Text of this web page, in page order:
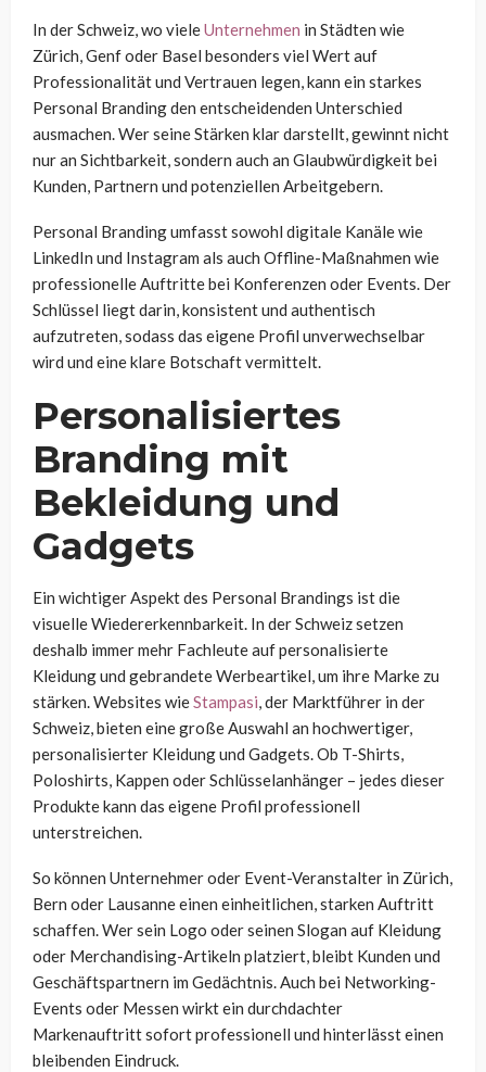
In der Schweiz, wo vieleUnternehmen in Städten wie
Zürich, Genf oder Basel besonders viel Wert auf
Professionalität und Vertrauen legen, kann ein starkes
Personal Branding den entscheidenden Unterschied
ausmachen. Wer seine Stärken klar darstellt, gewinnt nicht
nur an Sichtbarkeit, sondern auch an Glaubwürdigkeit bei
Kunden, Partnern und potenziellen Arbeitgebern.
Personal Branding umfasst sowohl digitale Kanäle wie
LinkedIn und Instagram als auch Offline-Maßnahmen wie
professionelle Auftritte bei Konferenzen oder Events. Der
Schlüssel liegt darin, konsistent und authentisch
aufzutreten, sodass das eigene Profil unverwechselbar
wird und eine klare Botschaft vermittelt.
Personalisiertes
Branding mit
Bekleidung und
Gadgets
Ein wichtiger Aspekt des Personal Brandings ist die
visuelle Wiedererkennbarkeit. In der Schweiz setzen
deshalb immer mehr Fachleute auf personalisierte
Kleidung und gebrandete Werbeartikel, um ihre Marke zu
stärken. Websites wieStampasi, der Marktführer in der
Schweiz, bieten eine große Auswahl an hochwertiger,
personalisierter Kleidung und Gadgets. Ob T-Shirts,
Poloshirts, Kappen oder Schlüsselanhänger – jedes dieser
Produkte kann das eigene Profil professionell
unterstreichen.
So können Unternehmer oder Event-Veranstalter in Zürich,
Bern oder Lausanne einen einheitlichen, starken Auftritt
schaffen. Wer sein Logo oder seinen Slogan auf Kleidung
oder Merchandising-Artikeln platziert, bleibt Kunden und
Geschäftspartnern im Gedächtnis. Auch bei Networking-
Events oder Messen wirkt ein durchdachter
Markenauftritt sofort professionell und hinterlässt einen
bleibenden Eindruck.